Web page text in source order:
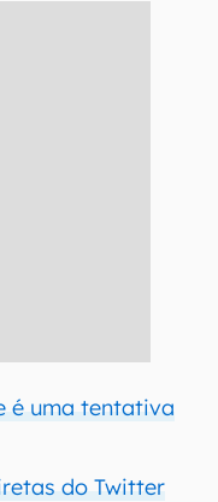
é uma tentativa
do Twitter